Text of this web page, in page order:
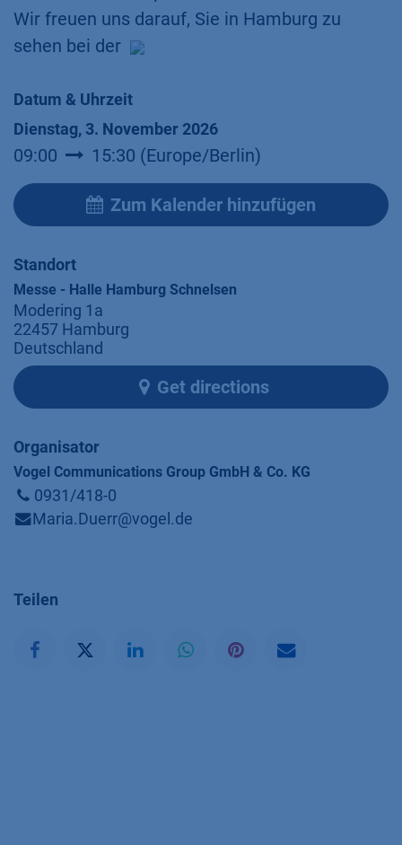
Wir freuen uns darauf, Sie in Hamburg zu
sehen bei der
Datum & Uhrzeit
Dienstag, 3. November 2026
09:00 15:30 (Europe/Berlin)
Zum Kalender hinzufügen
Standort
Messe - Halle Hamburg Schnelsen
Modering 1a
22457 Hamburg
Deutschland
Get directions
Organisator
Vogel Communications Group GmbH & Co. KG
0931/418-0
Maria.Duerr@vogel.de
Teilen